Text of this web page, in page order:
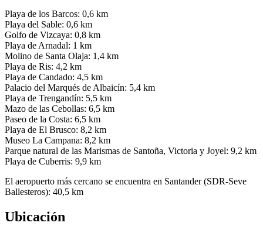
Playa de los Barcos: 0,6 km
Playa del Sable: 0,6 km
Golfo de Vizcaya: 0,8 km
Playa de Arnadal: 1 km
Molino de Santa Olaja: 1,4 km
Playa de Ris: 4,2 km
Playa de Candado: 4,5 km
Palacio del Marqués de Albaicín: 5,4 km
Playa de Trengandín: 5,5 km
Mazo de las Cebollas: 6,5 km
Paseo de la Costa: 6,5 km
Playa de El Brusco: 8,2 km
Museo La Campana: 8,2 km
Parque natural de las Marismas de Santoña, Victoria y Joyel: 9,2 km
Playa de Cuberris: 9,9 km
El aeropuerto más cercano se encuentra en Santander (SDR-Seve
Ballesteros): 40,5 km
Ubicación